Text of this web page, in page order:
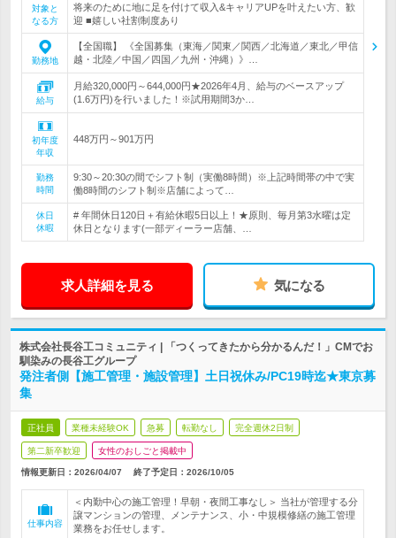
対象と
なる方
将来のために地に足を付けて収入&キャリアUPを叶えたい方、歓
迎 ■嬉しい社割制度あり
勤務地
【全国職】 《全国募集（東海／関東／関西／北海道／東北／甲信
越・北陸／中国／四国／九州・沖縄）》…
給与
月給320,000円～644,000円★2026年4月、給与のベースアップ
(1.6万円)を行いました！※試用期間3か…
初年度
年収
448万円～901万円
勤務
時間
9:30～20:30の間でシフト制（実働8時間）※上記時間帯の中で実
働8時間のシフト制※店舗によって…
休日
休暇
# 年間休日120日＋有給休暇5日以上！★原則、毎月第3水曜は定
休日となります(一部ディーラー店舗、…
求人詳細を見る 気になる
株式会社長谷工コミュニティ | 「つくってきたから分かるんだ！」CMでお
馴染みの長谷工グループ
発注者側【施工管理・施設管理】土日祝休み/PC19時迄★東京募
集
正社員 業種未経験OK 急募 転勤なし 完全週休2日制
第二新卒歓迎 女性のおしごと掲載中
情報更新日：2026/04/07 終了予定日： 2026/10/05
仕事内容
＜内勤中心の施工管理！早朝・夜間工事なし＞ 当社が管理する分
譲マンションの管理、メンテナンス、小・中規模修繕の施工管理
業務をお任せします。